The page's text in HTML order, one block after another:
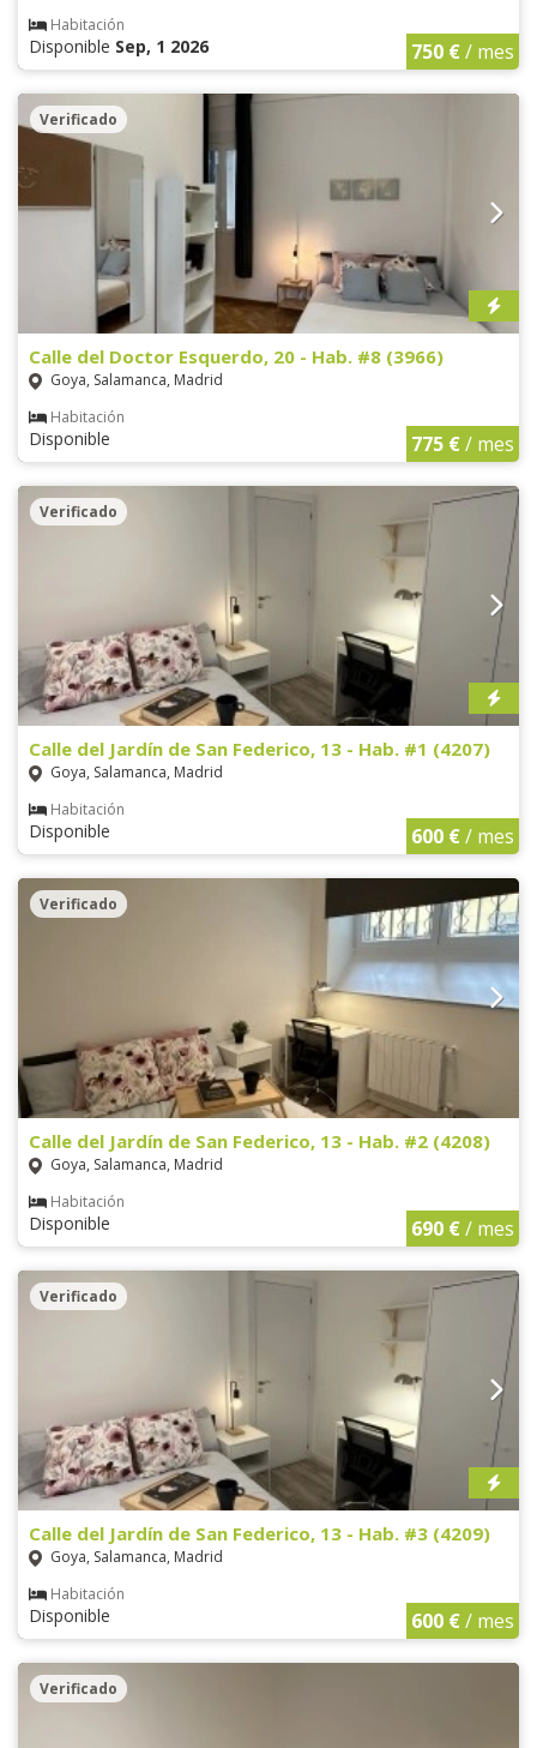
Habitación
Disponible Sep, 1 2026 750 €/ mes
Verificado
Calle del Doctor Esquerdo, 20 - Hab. #8 (3966)
Goya, Salamanca, Madrid
Habitación
Disponible 775 €/ mes
Verificado
Calle del Jardín de San Federico, 13 - Hab. #1 (4207)
Goya, Salamanca, Madrid
Habitación
Disponible 600 €/ mes
Verificado
Calle del Jardín de San Federico, 13 - Hab. #2 (4208)
Goya, Salamanca, Madrid
Habitación
Disponible 690 €/ mes
Verificado
Calle del Jardín de San Federico, 13 - Hab. #3 (4209)
Goya, Salamanca, Madrid
Habitación
Disponible 600 €/ mes
Verificado